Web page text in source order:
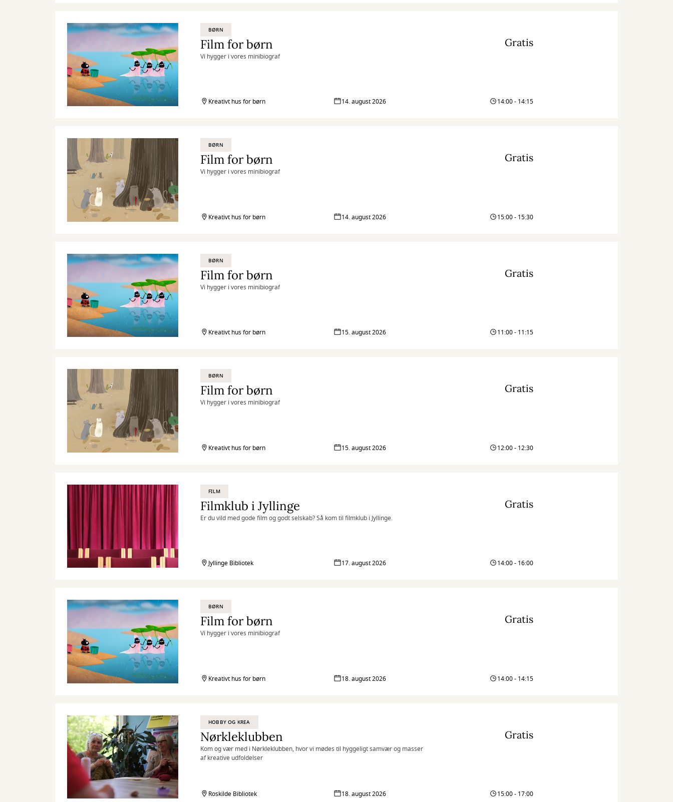
BØRN
Film for børn
Vi hygger i vores minibiograf
Gratis
Kreativt hus for børn 14. august 2026 14:00 - 14:15
BØRN
Film for børn
Vi hygger i vores minibiograf
Gratis
Kreativt hus for børn 14. august 2026 15:00 - 15:30
BØRN
Film for børn
Vi hygger i vores minibiograf
Gratis
Kreativt hus for børn 15. august 2026 11:00 - 11:15
BØRN
Film for børn
Vi hygger i vores minibiograf
Gratis
Kreativt hus for børn 15. august 2026 12:00 - 12:30
FILM
Filmklub i Jyllinge
Er du vild med gode film og godt selskab? Så kom til filmklub i Jyllinge.
Gratis
Jyllinge Bibliotek 17. august 2026 14:00 - 16:00
BØRN
Film for børn
Vi hygger i vores minibiograf
Gratis
Kreativt hus for børn 18. august 2026 14:00 - 14:15
HOBBY OG KREA
Nørkleklubben
Kom og vær med i Nørkleklubben, hvor vi mødes til hyggeligt samvær og masser
af kreative udfoldelser
Gratis
Roskilde Bibliotek 18. august 2026 15:00 - 17:00